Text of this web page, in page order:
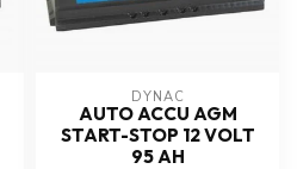
DYNAC
AUTO ACCU AGM
START-STOP 12 VOLT
95 AH